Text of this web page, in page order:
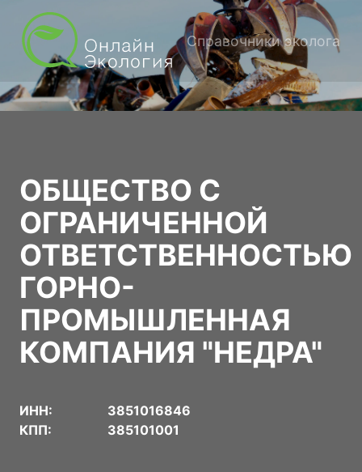
Справочники эколога
ОБЩЕСТВО С
ОГРАНИЧЕННОЙ
ОТВЕТСТВЕННОСТЬЮ
ГОРНО-
ПРОМЫШЛЕННАЯ
КОМПАНИЯ "НЕДРА"
ИНН:
3851016846
КПП:
385101001